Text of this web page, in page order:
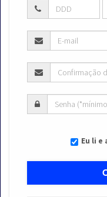
Eu li e